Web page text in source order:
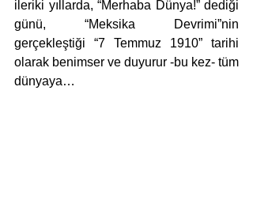
ileriki yıllarda, “Merhaba Dünya!” dediği
günü, “Meksika Devrimi”nin
gerçekleştiği “7 Temmuz 1910” tarihi
olarak benimser ve duyurur -bu kez- tüm
dünyaya…